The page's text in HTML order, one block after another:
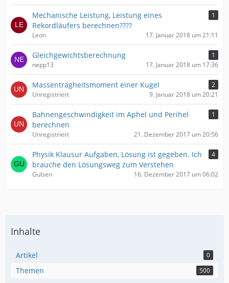
Mechanische Leistung, Leistung eines
Rekordläufers berechnen????
1
Leon 17. Januar 2018 um 21:11
Gleichgewichtsberechnung
1
nepp13
17. Januar 2018 um 17:36
Massenträgheitsmoment einer Kugel
2
Unregistriert
9. Januar 2018 um 20:21
Bahnengeschwindigkeit im Aphel und Perihel
berechnen
1
Unregistriert 21. Dezember 2017 um 20:56
Physik Klausur Aufgaben, Lösung ist gegeben. Ich
brauche den Lösungsweg zum Verstehen
4
Gulsen 16. Dezember 2017 um 06:02
Inhalte
Artikel 0
Themen 500